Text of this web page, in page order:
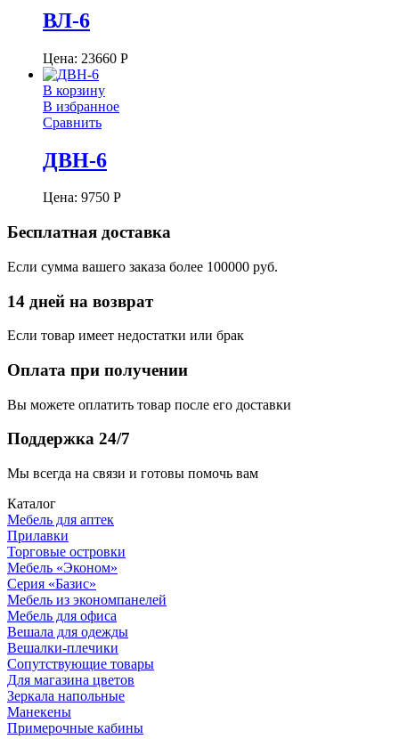
ВЛ-6
Цена: 23660 Р
В корзину
В избранное
Сравнить
ДВН-6
Цена: 9750 Р
Бесплатная доставка
Если сумма вашего заказа более 100000 руб.
14 дней на возврат
Если товар имеет недостатки или брак
Оплата при получении
Вы можете оплатить товар после его доставки
Поддержка 24/7
Мы всегда на связи и готовы помочь вам
Каталог
Мебель для аптек
Прилавки
Торговые островки
Мебель «Эконом»
Серия «Базис»
Мебель из экономпанелей
Мебель для офиса
Вешала для одежды
Вешалки-плечики
Сопутствующие товары
Для магазина цветов
Зеркала напольные
Манекены
Примерочные кабины